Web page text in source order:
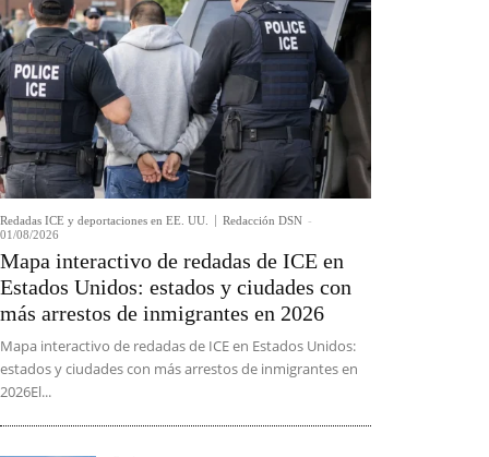
Redadas ICE y deportaciones en EE. UU. Redacción DSN -
01/08/2026
Mapa interactivo de redadas de ICE en
Estados Unidos: estados y ciudades con
más arrestos de inmigrantes en 2026
Mapa interactivo de redadas de ICE en Estados Unidos:
estados y ciudades con más arrestos de inmigrantes en
2026El...